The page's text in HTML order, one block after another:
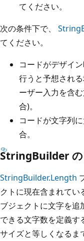
てください。
次の条件下で、
てください。
コードがデザイ
行うと予想され
ーザー入力を含
合)。
コードが文字列
合。
StringBuilder
StringBuilder.Length
クトに現在含まれてい
ブジェクトに文字を
できる文字数を定義す
サイズと等しくなるま